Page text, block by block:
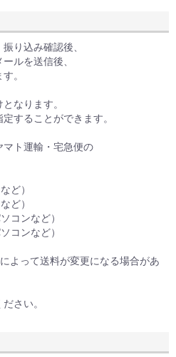
り込み確認後、
ルを送信後、
。
なります。
することができます。
ト運輸・宅急便の
ど）
ど）
コンなど）
コンなど）
よって送料が変更になる場合があ
さい。